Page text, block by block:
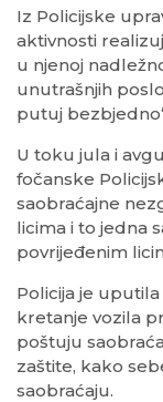
Iz Policijske
aktivnosti
u njenoj
unutrašnjih
putuj
U toku jula i
fočanske
saobraćajne
licima i to jedna
povrijeđenim
Policija je
kretanje vozila
poštuju
zaštite, kako
saobraćaju.